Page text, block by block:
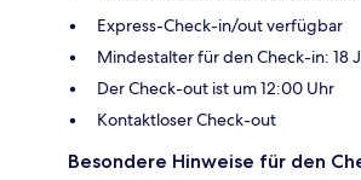
Express-Check-in/out verfügbar
Mindestalter für den Check-in: 18
Der Check-out ist um 12:00 Uhr
Kontaktloser Check-out
Besondere Hinweise für den